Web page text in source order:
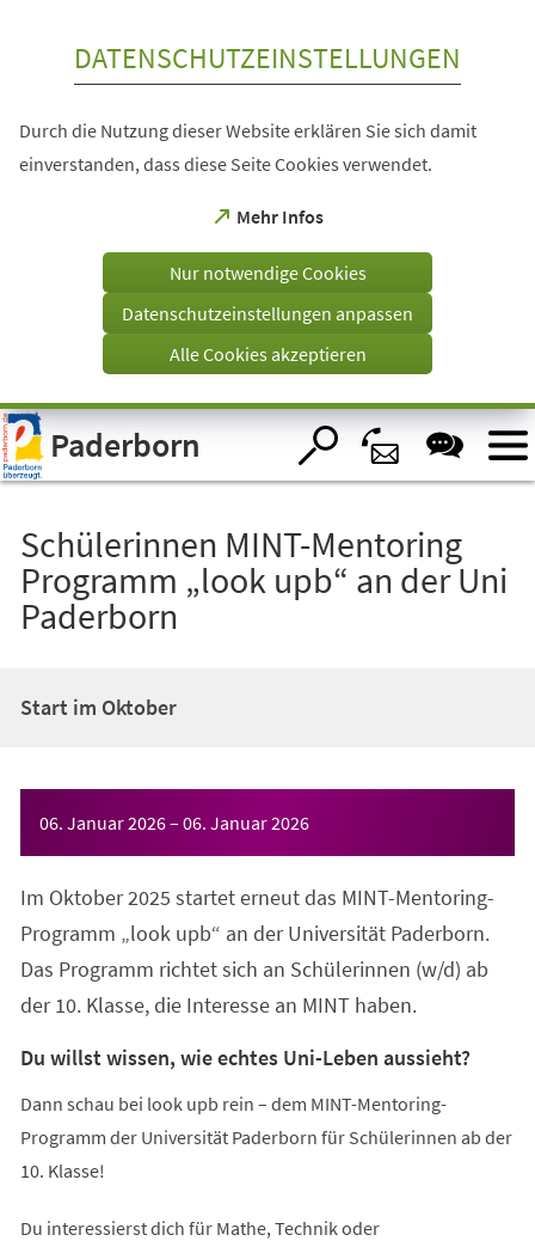
Visuelle
Assistenzsoftware
öffnen.
DATENSCHUTZEINSTELLUNGEN
Durch die Nutzung dieser Website erklären Sie sich damit
einverstanden, dass diese Seite Cookies verwendet.
Mehr Infos
(Öffnet
einem
Tab)
Nur notwendige Cookies
Datenschutzeinstellungen anpassen
Alle Cookies akzeptieren
Paderborn
Schülerinnen MINT-Mentoring
Programm „look upb“ an der Uni
Paderborn
Start im Oktober
06. Januar 2026– 06. Januar 2026
Im Oktober 2025 startet erneut das MINT-Mentoring-
Programm „look upb“ an der Universität Paderborn.
Das Programm richtet sich an Schülerinnen (w/d) ab
der 10. Klasse, die Interesse an MINT haben.
Du willst wissen, wie echtes Uni-Leben aussieht?
Dann schau bei look upb rein – dem MINT-Mentoring-
Programm der Universität Paderborn für Schülerinnen ab der
10. Klasse!
Du interessierst dich für Mathe, Technik oder